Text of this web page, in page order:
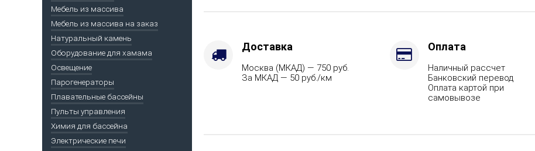
Доставка
Москва (МКАД) — 750 руб.
За МКАД — 50 руб./км
Оплата
Наличный рассчет
Банковский перевод
Оплата картой при
самовывозе
Мебель из массива
Мебель из массива на заказ
Натуральный камень
Оборудование для хамама
Освещение
Парогенераторы
Плавательные бассейны
Пульты управления
Химия для бассейна
Электрические печи